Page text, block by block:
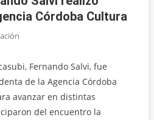
Córdoba Cultura
Fernando Salvi, fue
de la Agencia Córdoba
avanzar en distintas
del encuentro la